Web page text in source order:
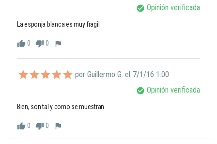
check_circle Opinión verificada
La esponja blanca es muy fragil
thumb_up0 thumb_down0 flag
por Guillermo G. el 7/1/16 1:00
check_circle Opinión verificada
Bien, son tal y como se muestran
thumb_up0 thumb_down0 flag